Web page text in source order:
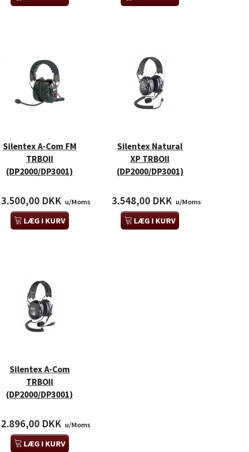
Silentex A-Com FM
TRBOII
(DP2000/DP3001)
3.500,00 DKK u/Moms
LÆG I KURV
Silentex Natural
XP TRBOII
(DP2000/DP3001)
3.548,00 DKK u/Moms
LÆG I KURV
Silentex A-Com
TRBOII
(DP2000/DP3001)
2.896,00 DKK u/Moms
LÆG I KURV